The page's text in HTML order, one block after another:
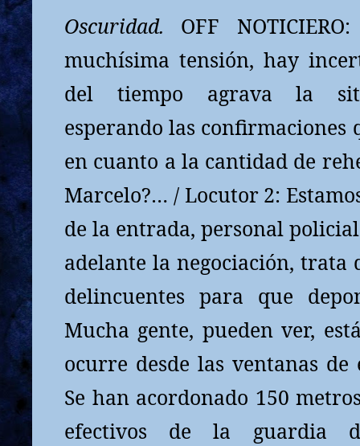
Oscuridad. OFF
muchísima tensión, hay
del tiempo agrava la
esperando las confirmaciones
en cuanto a la cantidad de
Marcelo?… / Locutor 2:
de la entrada, personal
adelante la negociación, trata
delincuentes para que
Mucha gente, pueden ver,
ocurre desde las ventanas de
Se han acordonado 150
efectivos de la guardia